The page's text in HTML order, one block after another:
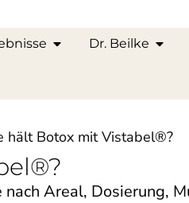
Dr. Beilke
hält Botox mit Vistabel®?
Areal, Dosierung,